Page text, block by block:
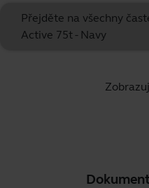
Přejděte na všechny
Active 75t - Navy